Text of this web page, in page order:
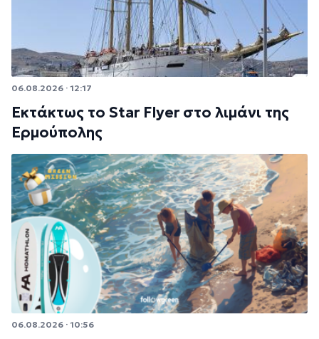
06.08.2026 · 12:17
Εκτάκτως το Star Flyer στο λιμάνι της
Ερμούπολης
06.08.2026 · 10:56